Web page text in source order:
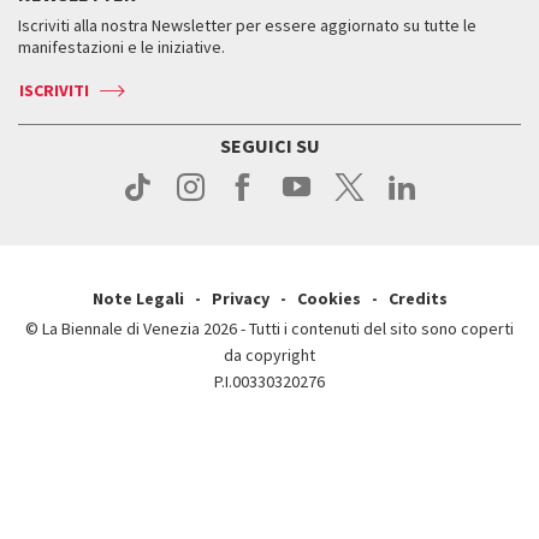
Come raggiungerci
Contatti
Press
Biglietti
Servizi al pubblico
Come raggiungerci
Contatti
Orari e sedi
Iscriviti alla nostra Newsletter per essere aggiornato su tutte le
manifestazioni e le iniziative.
ISCRIVITI
SEGUICI SU
Note Legali Privacy Cookies
Credits
© La Biennale di Venezia 2026 - Tutti i contenuti del sito sono coperti
da copyright
P.I.00330320276